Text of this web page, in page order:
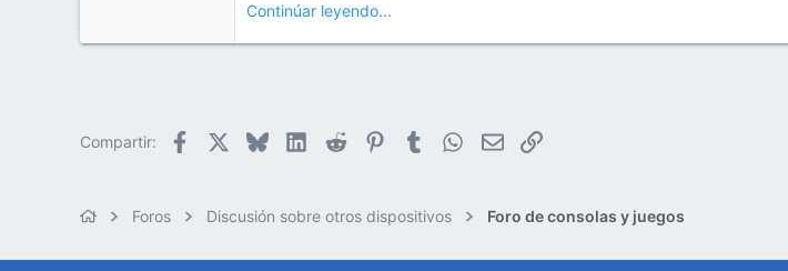
Continúar leyendo...
Compartir: Facebook BlueskyLinkedIn
Reddit PinterestTumblr WhatsApp
EmailEnlace
Foros Discusión sobre otros dispositivos Foro de consolas y juegos